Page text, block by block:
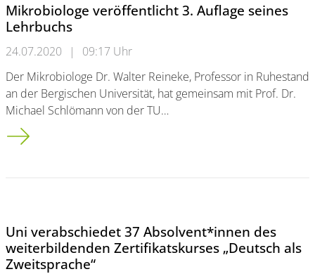
Mikrobiologe veröffentlicht 3. Auflage seines
Lehrbuchs
24.07.2020 |
09:17 Uhr
Der Mikrobiologe Dr. Walter Reineke, Professor in Ruhestand
an der Bergischen Universität, hat gemeinsam mit Prof. Dr.
Michael Schlömann von der TU…
Mikrobiologe veröffentlicht 3. Auflage seines Lehrbuchs
Uni verabschiedet 37 Absolvent*innen des
weiterbildenden Zertifikatskurses „Deutsch als
Zweitsprache“